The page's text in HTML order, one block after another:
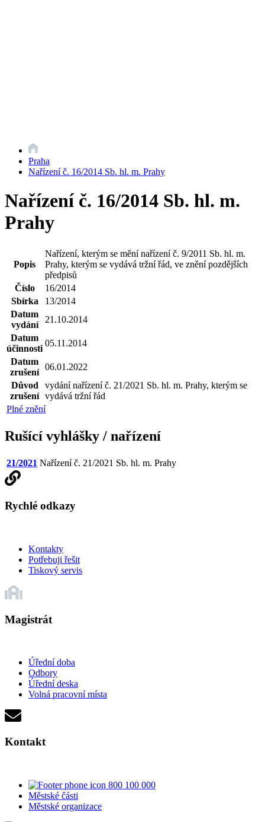
Praha
Nařízení č. 16/2014 Sb. hl. m. Prahy
Nařízení č. 16/2014 Sb. hl. m.
Prahy
Popis
Nařízení, kterým se mění nařízení č. 9/2011 Sb. hl. m.
Prahy, kterým se vydává tržní řád, ve znění pozdějších
předpisů
Číslo
16/2014
Sbírka
13/2014
Datum
vydání
21.10.2014
Datum
účinnosti
05.11.2014
Datum
zrušení
06.01.2022
Důvod
zrušení
vydání nařízení č. 21/2021 Sb. hl. m. Prahy, kterým se
vydává tržní řád
Plné znění
Rušící vyhlášky / nařízení
21/2021 Nařízení č. 21/2021 Sb. hl. m. Prahy
Rychlé odkazy
Kontakty
Potřebuji řešit
Tiskový servis
Magistrát
Úřední doba
Odbory
Úřední deska
Volná pracovní místa
Kontakt
800 100 000
Městské části
Městské organizace